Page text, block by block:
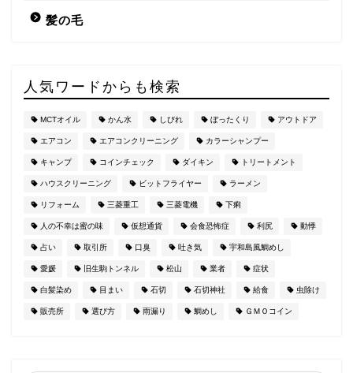
髪の毛
人気ワードからも検索
MCTオイル かん水 しびれ ぼったくり アウトドア
エアコン エアコンクリーニング カラーシャンプー
キャンプ コインチェック ダイキン トリートメント
ハウスクリーニング ビットフライヤー ラーメン
リフォーム 三菱重工 三菱電機 下痢
人の不幸は蜜の味 仮想通貨 会食恐怖症 利尻 動悸
占い 取引所 口臭 吐き気 宇和島風鯛めし
愛媛 旧生駒トンネル 松山 業者 症状
白髪染め 目まい 石切 石切神社 給食 虫除け
販売所 選び方 雨漏り 鯛めし ＧＭＯコイン